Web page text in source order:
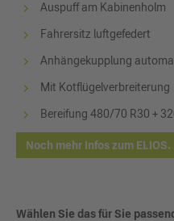
Auspuff am Kabinenholm
Fahrersitz luftgefedert
Anhängekupplung
Mit Kotflügelverbreiterung
Bereifung 480/70 R30 +
Noch mehr Infos zum ELIOS.
Wählen Sie das für Sie